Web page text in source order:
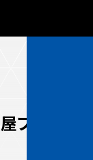
レミア